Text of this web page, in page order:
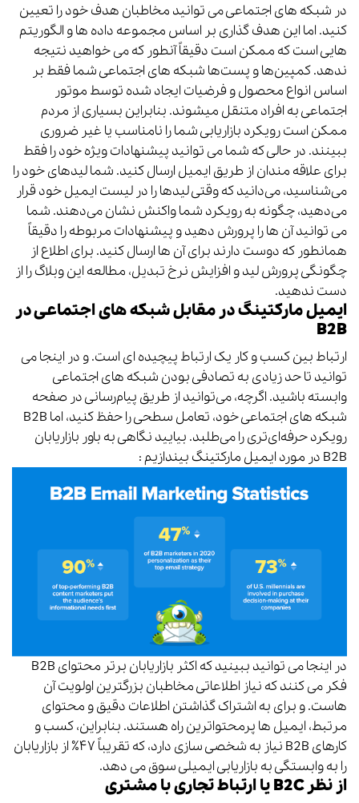
در شبکه های اجتماعی می توانید مخاطبان هدف خود را تعیین
کنید. اما این هدف گذاری بر اساس مجموعه داده ها و الگوریتم
هایی است که ممکن است دقیقاً آنطور که می خواهید نتیجه
ندهد. کمپین‌ها و پست‌ها شبکه های اجتماعی شما فقط بر
اساس انواع محصول و فرضیات ایجاد شده توسط موتور
اجتماعی به افراد متنقل میشوند. بنابراین بسیاری از مردم
ممکن است رویکرد بازاریابی شما را نامناسب یا غیر ضروری
ببینند. در حالی که شما می توانید پیشنهادات ویژه خود را فقط
برای علاقه مندان از طریق ایمیل ارسال کنید. شما لیدهای خود را
می‌شناسید، می‌دانید که وقتی لیدها را در لیست ایمیل خود قرار
می‌دهید، چگونه به رویکرد شما واکنش نشان می‌دهند. شما
می توانید آن ها را پرورش دهید و پیشنهادات مربوطه را دقیقاً
همانطور که دوست دارند برای آن ها ارسال کنید. برای اطلاع از
چگونگی پرورش لید و افزایش نرخ تبدیل، مطالعه اینوبلاگرا از
دست ندهید.
ایمیل مارکتینگ در مقابل شبکه های اجتماعی در
B2B
ارتباط بین کسب و کار یک ارتباط پیچیده ای است. و در اینجا می
توانید تا حد زیادی به تصادفی بودن شبکه های اجتماعی
وابسته باشید. اگرچه، می‌توانید از طریق پیام‌رسانی در صفحه
شبکه های اجتماعی خود، تعامل سطحی را حفظ کنید، اما B2B
رویکرد حرفه‌ای‌تری را می‌طلبد. بیایید نگاهی به باور بازاریابان
B2B در مورد ایمیل مارکتینگ بیندازیم :
در اینجا می توانید ببینید که اکثر بازاریابان برتر محتوای B2B
فکر می کنند که نیاز اطلاعاتی مخاطبان بزرگترین اولویت آن
هاست. و برای به اشتراک گذاشتن اطلاعات دقیق و محتوای
مرتبط، ایمیل ها پرمحتواترین راه هستند. بنابراین، کسب و
کارهای B2B نیاز به شخصی سازی دارد، که تقریباً ۴۷٪ از بازاریابان
را به وابستگی به بازاریابی ایمیلی سوق می دهد.
از نظر B2C یا ارتباط تجاری با مشتری